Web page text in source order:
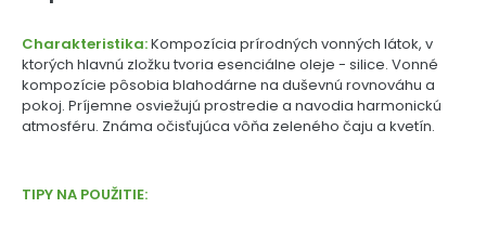
Charakteristika:Kompozícia prírodných vonných látok, v
ktorých hlavnú zložku tvoria esenciálne oleje - silice. Vonné
kompozície pôsobia blahodárne na duševnú rovnováhu a
pokoj. Príjemne osviežujú prostredie a navodia harmonickú
atmosféru. Známa očisťujúca vôňa zeleného čaju a kvetín.
TIPY NA POUŽITIE: